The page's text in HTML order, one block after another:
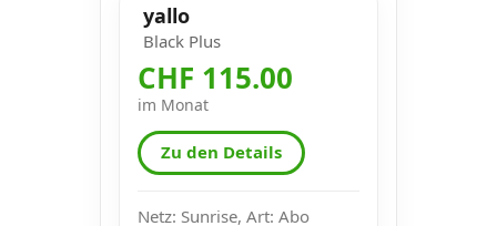
yallo
Black Plus
CHF 115.00
im Monat
Zu den Details
Netz: Sunrise, Art: Abo